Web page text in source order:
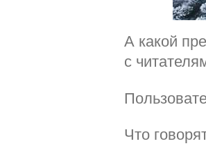
А какой
с
Что